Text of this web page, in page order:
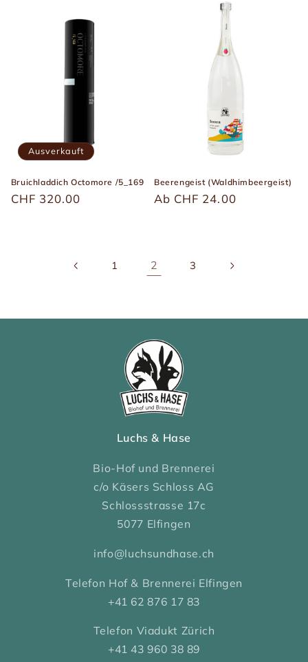
Ausverkauft
Bruichladdich Octomore /5_169
Üblicher
CHF 320.00
Beerengeist (Waldhimbeergeist)
Üblicher
Ab CHF 24.00
1 2 3
Luchs & Hase
Bio-Hof und Brennerei
c/o Käsers Schloss AG
Schlossstrasse 17c
5077 Elfingen
info@luchsundhase.ch
Telefon Hof & Brennerei Elfingen
+41 62 876 17 83
Telefon Viadukt Zürich
+41 43 960 38 89